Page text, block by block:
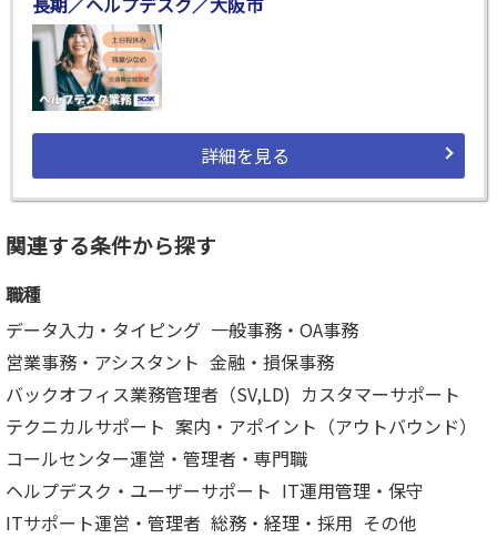
詳細を見る
関連する条件から探す
職種
データ入力・タイピング 一般事務・OA事務
営業事務・アシスタント 金融・損保事務
バックオフィス業務管理者（SV,LD) カスタマーサポート
テクニカルサポート 案内・アポイント（アウトバウンド）
コールセンター運営・管理者・専門職
ヘルプデスク・ユーザーサポート IT運用管理・保守
ITサポート運営・管理者 総務・経理・採用 その他